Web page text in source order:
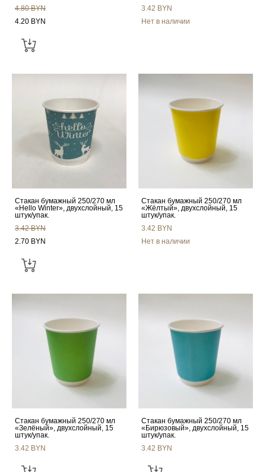
4.80 BYN
4.20 BYN
3.42 BYN
Нет в наличии
Стакан бумажный 250/270 мл
«Hello Winter», двухслойный, 15
штук/упак.
3.42 BYN
2.70 BYN
Стакан бумажный 250/270 мл
«Жёлтый», двухслойный, 15
штук/упак.
3.42 BYN
Нет в наличии
Стакан бумажный 250/270 мл
«Зелёный», двухслойный, 15
штук/упак.
3.42 BYN
Стакан бумажный 250/270 мл
«Бирюзовый», двухслойный, 15
штук/упак.
3.42 BYN